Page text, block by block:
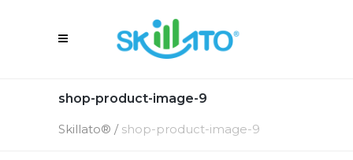
shop-product-image-9
Skillato® / shop-product-image-9